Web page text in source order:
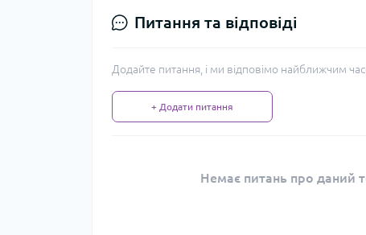
Питання та відповіді
Додайте питання, і ми відповімо найближчим
+ Додати питання
Немає питань про даний